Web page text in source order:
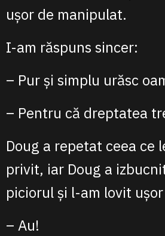
ușor de manipulat.
I-am răspuns sincer:
– Pur și simplu urăsc
– Pentru că dreptatea
Doug a repetat ceea ce
privit, iar Doug a
piciorul și l-am lovit
– Au!